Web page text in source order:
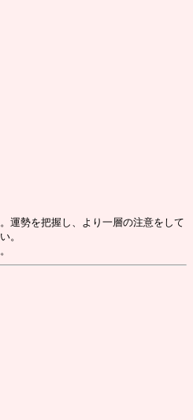
運勢を把握し、より一層の注意をして
。